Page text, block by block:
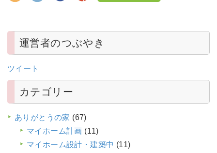
運営者のつぶやき
ツイート
カテゴリー
ありがとうの家 (67)
マイホーム計画 (11)
マイホーム設計・建築中 (11)